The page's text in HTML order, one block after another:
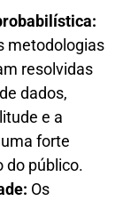
metodologias
resolvidas
dados,
e a
forte
do público.
Os